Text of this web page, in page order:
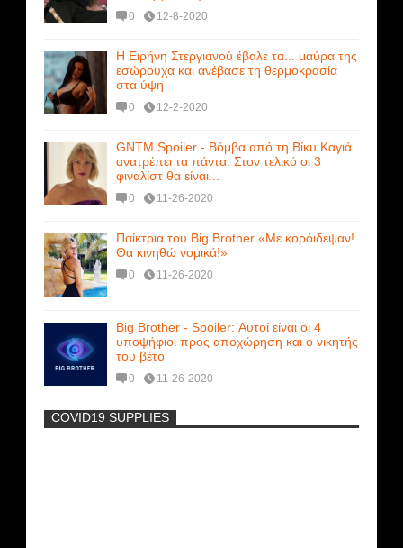
0 12-8-2020
Η Ειρήνη Στεργιανού έβαλε τα... μαύρα της
εσώρουχα και ανέβασε τη θερμοκρασία
στα ύψη
0 12-2-2020
GNTM Spoiler - Βόμβα από τη Βίκυ Καγιά
ανατρέπει τα πάντα: Στον τελικό οι 3
φιναλίστ θα είναι...
0 11-26-2020
Παίκτρια του Big Brother «Με κορόιδεψαν!
Θα κινηθώ νομικά!»
0 11-26-2020
Big Brother - Spoiler: Αυτοί είναι οι 4
υποψήφιοι προς αποχώρηση και ο νικητής
του βέτο
0 11-26-2020
-
COVID19 SUPPLIES